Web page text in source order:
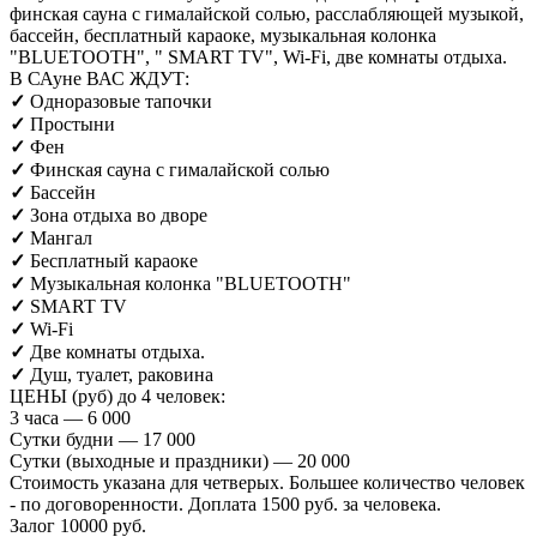
финская сауна с гималайской солью, расслабляющей музыкой,
бассейн, бесплатный караоке, музыкальная колонка
"BLUETOOTH", " SMART TV", Wi-Fi, две комнаты отдыха.
В САуне ВАС ЖДУТ:
✓ Одноразовые тапочки
✓ Простыни
✓ Фен
✓ Финская сауна с гималайской солью
✓ Бассейн
✓ Зона отдыха во дворе
✓ Мангал
✓ Бесплатный караоке
✓ Музыкальная колонка "BLUETOOTH"
✓ SMART TV
✓ Wi-Fi
✓ Две комнаты отдыха.
✓ Душ, туалет, раковина
ЦЕНЫ (руб) до 4 человек:
3 часа — 6 000
Сутки будни — 17 000
Сутки (выходные и праздники) — 20 000
Стоимость указана для четверых. Большее количество человек
- по договоренности. Доплата 1500 руб. за человека.
Залог 10000 руб.